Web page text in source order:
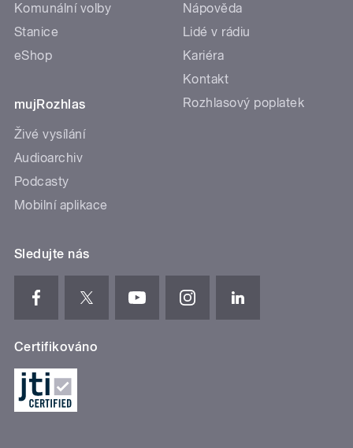
Komunální volby
Stanice
eShop
mujRozhlas
Živé vysílání
Audioarchiv
Podcasty
Mobilní aplikace
Nápověda
Lidé v rádiu
Kariéra
Kontakt
Rozhlasový poplatek
Sledujte nás
Certifikováno